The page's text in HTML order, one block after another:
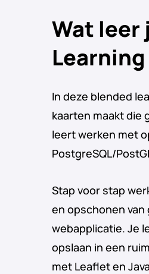
Wat leer
In deze blended
kaarten maakt die
leert werken met
PostgreSQL/
Stap voor stap
en opschonen
webapplicatie. Je
opslaan in een
met Leaflet en